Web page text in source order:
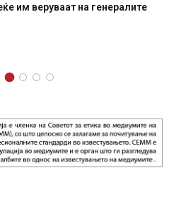
им веруваат на генералите